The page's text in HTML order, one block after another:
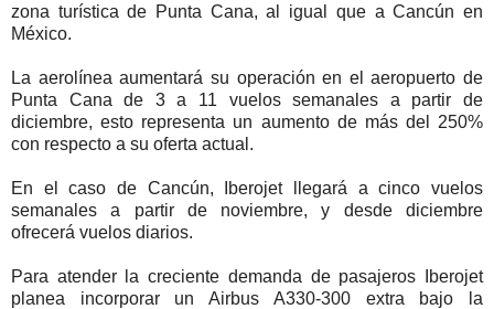
zona turística de Punta Cana, al igual que a Cancún en
México.
La aerolínea aumentará su operación en el aeropuerto de
Punta Cana de 3 a 11 vuelos semanales a partir de
diciembre, esto representa un aumento de más del 250%
con respecto a su oferta actual.
En el caso de Cancún, Iberojet llegará a cinco vuelos
semanales a partir de noviembre, y desde diciembre
ofrecerá vuelos diarios.
Para atender la creciente demanda de pasajeros Iberojet
planea incorporar un Airbus A330-300 extra bajo la